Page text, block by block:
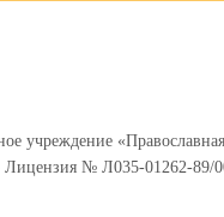
учреждение
Лицензия № Л035-01262-89/